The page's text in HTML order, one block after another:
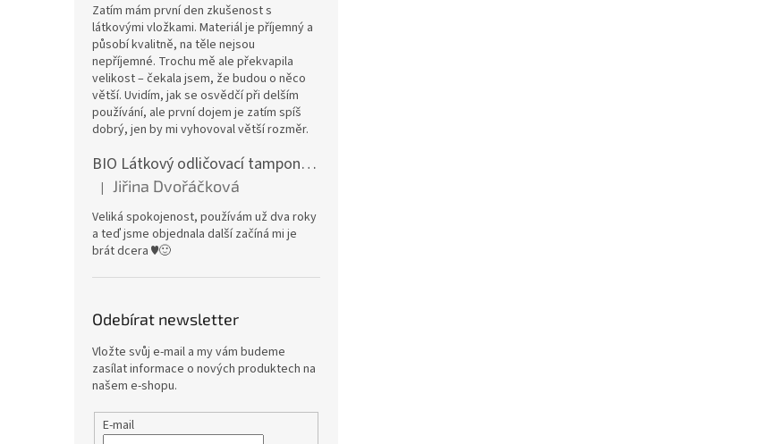
Zatím mám první den zkušenost s
látkovými vložkami. Materiál je příjemný a
působí kvalitně, na těle nejsou
nepříjemné. Trochu mě ale překvapila
velikost – čekala jsem, že budou o něco
větší. Uvidím, jak se osvědčí při delším
používání, ale první dojem je zatím spíš
dobrý, jen by mi vyhovoval větší rozměr.
BIO Látkový odličovací tamponek: Barevné bambusovo-biobavlněné froté
Hodnocení produktu je 5 z 5 hvězdiček.
| Jiřina Dvořáčková
Veliká spokojenost, používám už dva roky
a teď jsme objednala další začíná mi je
brát dcera ♥️🙂
Odebírat newsletter
Vložte svůj e-mail a my vám budeme
zasílat informace o nových produktech na
našem e-shopu.
E-mail